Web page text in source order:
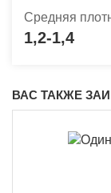
Средняя
1,2-1,4
ВАС ТАКЖЕ